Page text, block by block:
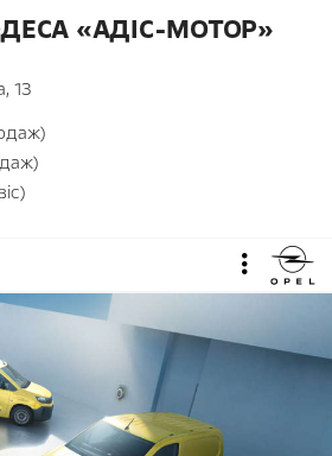
«АДІС-МОТОР»
13